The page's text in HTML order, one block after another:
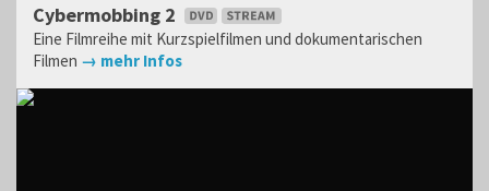
Cybermobbing 2
Eine Filmreihe mit Kurzspielfilmen und dokumentarischen
Filmen → mehr Infos